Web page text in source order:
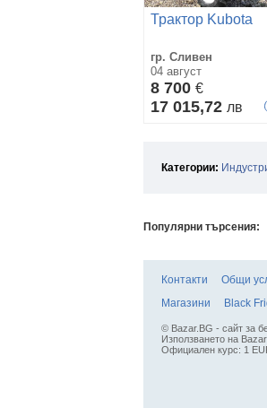
Трактор Kubota
гр. Сливен
04 август
8 700 €
17 015,72 лв
Категории:
Популярни търсения:
Контакти Общи
Магазини
Black
© Bazar.BG - сайт за
Използването на
Официален курс: 1